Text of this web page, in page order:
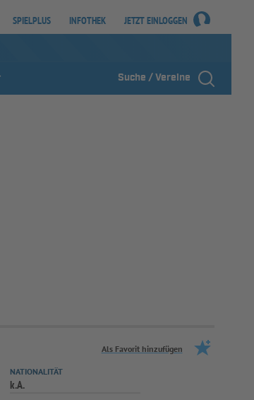
SPIELPLUS INFOTHEK JETZT EINLOGGEN
Suche / Vereine
Als Favorit hinzufügen
NATIONALITÄT
k.A.